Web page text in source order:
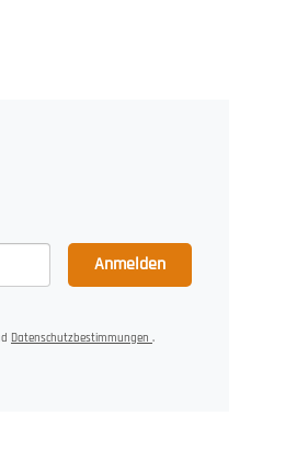
Anmelden
Datenschutzbestimmungen .